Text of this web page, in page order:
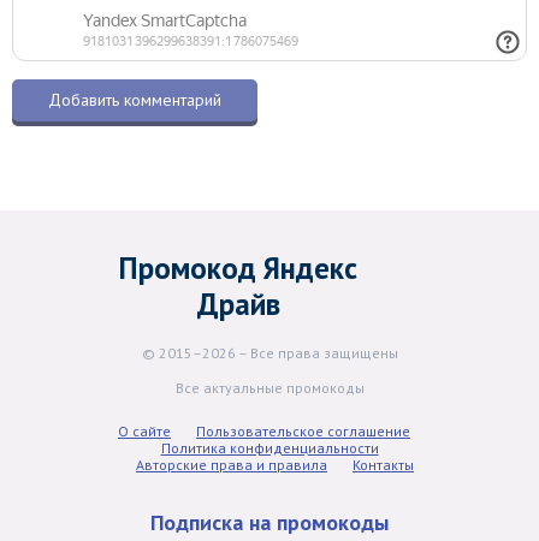
Промокод Яндекс
Драйв
© 2015–2026 – Все права защищены
Все актуальные промокоды
О сайте
Пользовательское соглашение
Политика конфиденциальности
Авторские права и правила
Контакты
Подписка на промокоды